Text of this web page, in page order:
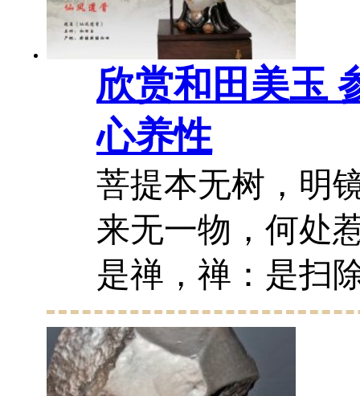
欣赏和田美玉
心养性
菩提本无树，明
来无一物，何处
是禅，禅：是扫
淡泊宁静人生境
生活的一种感悟